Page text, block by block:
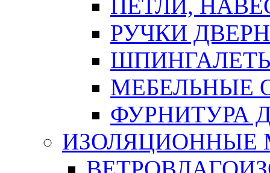
ПЕТЛИ,
РУЧКИ
МЕБЕЛЬНЫЕ
ФУРНИТУРА
ИЗОЛЯЦИОННЫЕ